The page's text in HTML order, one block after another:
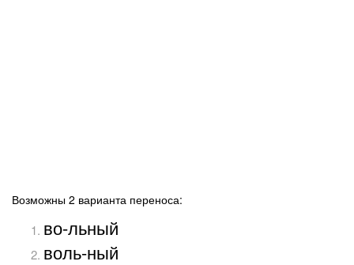
Возможны 2 варианта переноса:
во-льный
воль-ный